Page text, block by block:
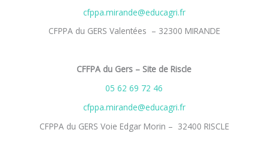
cfppa.mirande@educagri.fr
CFPPA du GERS Valentées – 32300 MIRANDE
CFFPA du Gers – Site de Riscle
05 62 69 72 46
cfppa.mirande@educagri.fr
CFPPA du GERS Voie Edgar Morin – 32400 RISCLE